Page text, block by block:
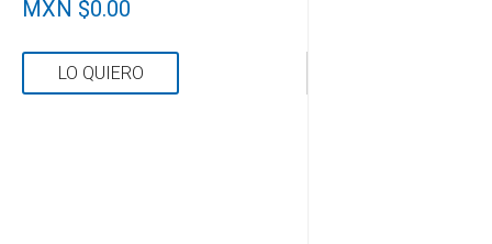
MXN $0.00
LO QUIERO